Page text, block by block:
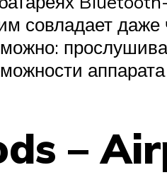
совладает
–